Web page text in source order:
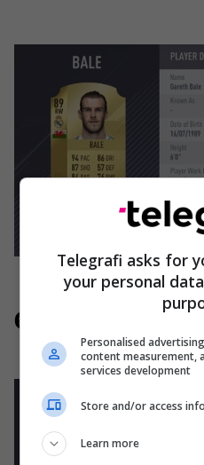
6. Jurgen Damm
Telegrafi asks for
your personal
Personalised
content measurement,
services development
Store and/or access
Learn more